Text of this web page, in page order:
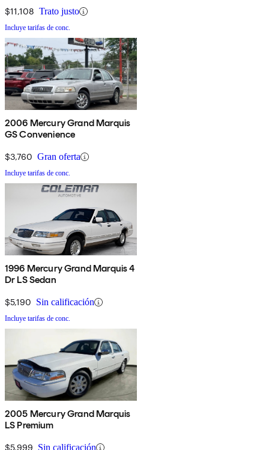
$11,108 Trato justo
Incluye tarifas de conc.
2006 Mercury Grand Marquis
GS Convenience
$3,760 Gran oferta
Incluye tarifas de conc.
1996 Mercury Grand Marquis 4
Dr LS Sedan
$5,190 Sin calificación
Incluye tarifas de conc.
2005 Mercury Grand Marquis
LS Premium
$5,999 Sin calificación